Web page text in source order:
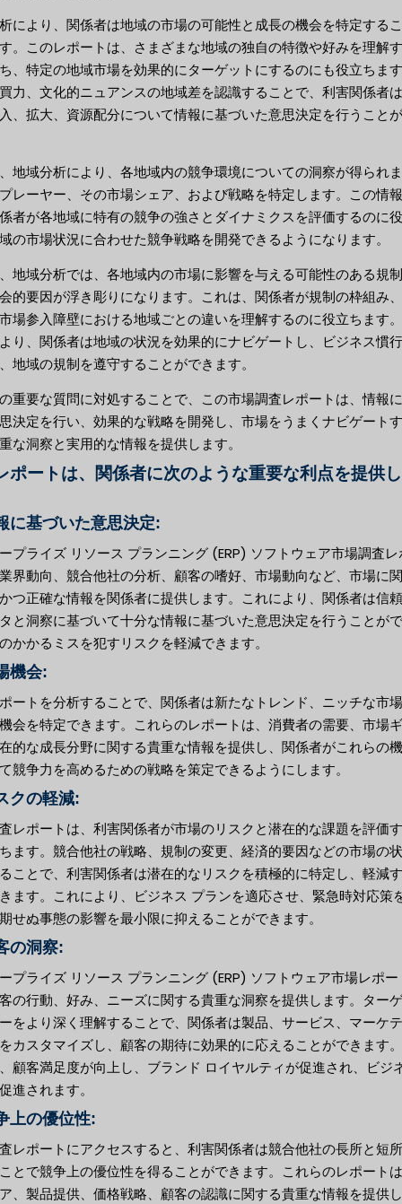
により、関係者は地域の市場の可能性と成長の機会を特定する
。このレポートは、さまざまな地域の独自の特徴や好みを理解
、特定の地域市場を効果的にターゲットにするのにも役立ちま
力、文化的ニュアンスの地域差を認識することで、利害関係者
、拡大、資源配分について情報に基づいた意思決定を行うこと
地域分析により、各地域内の競争環境についての洞察が得られ
レーヤー、その市場シェア、および戦略を特定します。この情
者が各地域に特有の競争の強さとダイナミクスを評価するのに
の市場状況に合わせた競争戦略を開発できるようになります。
地域分析では、各地域内の市場に影響を与える可能性のある規
的要因が浮き彫りになります。これは、関係者が規制の枠組み
場参入障壁における地域ごとの違いを理解するのに役立ちます
り、関係者は地域の状況を効果的にナビゲートし、ビジネス慣
地域の規制を遵守することができます。
重要な質問に対処することで、この市場調査レポートは、情報
決定を行い、効果的な戦略を開発し、市場をうまくナビゲート
な洞察と実用的な情報を提供します。
ポートは、関係者に次のような重要な利点を提供
に基づいた意思決定:
プライズ リソース プランニング (ERP) ソフトウェア市場調査
界動向、競合他社の分析、顧客の嗜好、市場動向など、市場に
つ正確な情報を関係者に提供します。これにより、関係者は信
と洞察に基づいて十分な情報に基づいた意思決定を行うことが
かかるミスを犯すリスクを軽減できます。
機会:
ートを分析することで、関係者は新たなトレンド、ニッチな市
会を特定できます。これらのレポートは、消費者の需要、市場
的な成長分野に関する貴重な情報を提供し、関係者がこれらの
競争力を高めるための戦略を策定できるようにします。
クの軽減:
レポートは、利害関係者が市場のリスクと潜在的な課題を評価
ます。競合他社の戦略、規制の変更、経済的要因などの市場の
ことで、利害関係者は潜在的なリスクを積極的に特定し、軽減
ます。これにより、ビジネス プランを適応させ、緊急時対応策
せぬ事態の影響を最小限に抑えることができます。
の洞察:
プライズ リソース プランニング (ERP) ソフトウェア市場レポー
の行動、好み、ニーズに関する貴重な洞察を提供します。ター
をより深く理解することで、関係者は製品、サービス、マーケ
カスタマイズし、顧客の期待に効果的に応えることができます
顧客満足度が向上し、ブランド ロイヤルティが促進され、ビジ
進されます。
上の優位性:
レポートにアクセスすると、利害関係者は競合他社の長所と短
とで競争上の優位性を得ることができます。これらのレポート
、製品提供、価格戦略、顧客の認識に関する貴重な情報を提供